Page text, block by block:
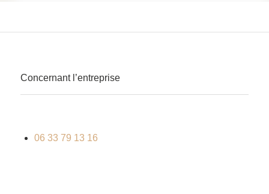
Concernant l’entreprise
06 33 79 13 16